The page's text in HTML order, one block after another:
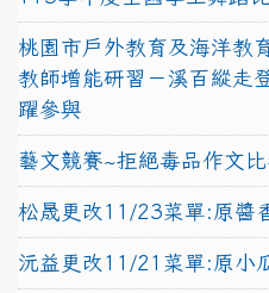
桃園市戶外教育及海洋教
教師增能研習－溪百縱走
躍參與
藝文競賽~拒絕毒品作文
松晟更改11/23菜單:原醬
沅益更改11/21菜單:原小